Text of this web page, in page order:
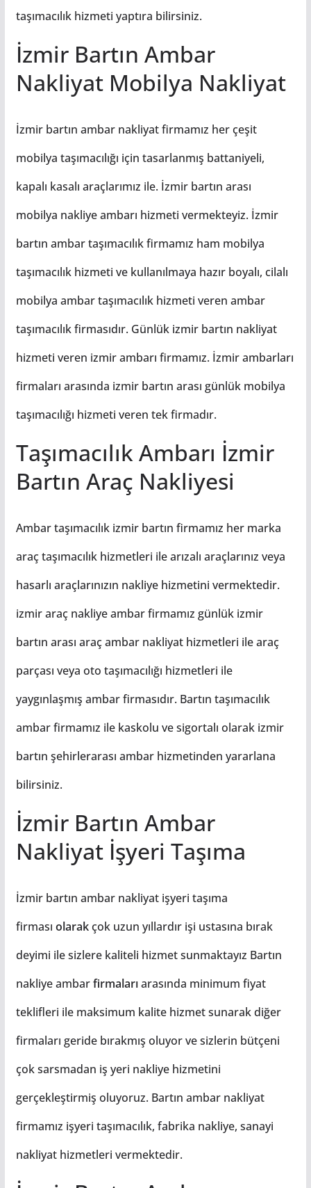
taşımacılık hizmeti yaptıra bilirsiniz.
İzmir Bartın Ambar
Nakliyat Mobilya Nakliyat
İzmir bartın ambar nakliyat firmamız her çeşit
mobilya taşımacılığı için tasarlanmış battaniyeli,
kapalı kasalı araçlarımız ile. İzmir bartın arası
mobilya nakliye ambarı hizmeti vermekteyiz. İzmir
bartın ambar taşımacılık firmamız ham mobilya
taşımacılık hizmeti ve kullanılmaya hazır boyalı, cilalı
mobilya ambar taşımacılık hizmeti veren ambar
taşımacılık firmasıdır. Günlük izmir bartın nakliyat
hizmeti veren izmir ambarı firmamız. İzmir ambarları
firmaları arasında izmir bartın arası günlük mobilya
taşımacılığı hizmeti veren tek firmadır.
Taşımacılık Ambarı İzmir
Bartın Araç Nakliyesi
Ambar taşımacılık izmir bartın firmamız her marka
araç taşımacılık hizmetleri ile arızalı araçlarınız veya
hasarlı araçlarınızın nakliye hizmetini vermektedir.
izmir araç nakliye ambar firmamız günlük izmir
bartın arası araçambar nakliyat hizmetleri ile araç
parçası veya oto taşımacılığı hizmetleri ile
yaygınlaşmış ambar firmasıdır. Bartın taşımacılık
ambar firmamız ile kaskolu ve sigortalı olarak izmir
bartın şehirlerarası ambar hizmetinden yararlana
bilirsiniz.
İzmir Bartın Ambar
Nakliyat İşyeri Taşıma
İzmir bartın ambar nakliyat işyeri taşıma
firması olarakçok uzun yıllardır işi ustasına bırak
deyimi ile sizlere kaliteli hizmet sunmaktayız Bartın
nakliye ambarfirmalarıarasında minimum fiyat
teklifleri ile maksimum kalite hizmet sunarak diğer
firmaları geride bırakmış oluyor ve sizlerin bütçeni
çok sarsmadan iş yeri nakliye hizmetini
gerçekleştirmiş oluyoruz. Bartın ambar nakliyat
firmamız işyeri taşımacılık, fabrika nakliye, sanayi
nakliyat hizmetleri vermektedir.